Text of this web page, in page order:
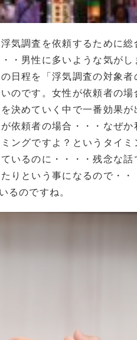
気調査を依頼するために総
・男性に多いような気がし
日程を「浮気調査の対象者
のです。女性が依頼者の場
決めていく中で一番効果が
依頼者の場合・・・なぜか
ングですよ？というタイミ
いるのに・・・・残念な話
りという事になるので・・
るのですね。